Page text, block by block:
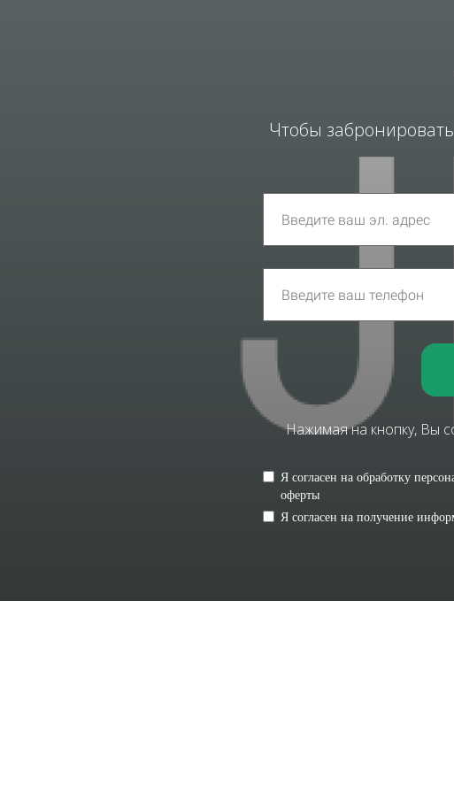
Чтобы
Нажимая на кнопку, Вы
Я согласен на обработку
оферты
Я согласен на получение